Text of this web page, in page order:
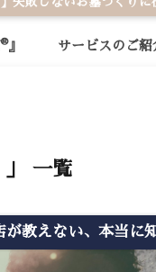
®』 サービスのご紹
」 一覧
が教えない、本当に